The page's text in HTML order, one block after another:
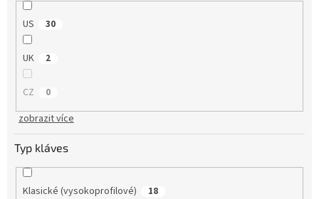
US 30
UK 2
CZ 0
zobrazit více
Typ kláves
Klasické (vysokoprofilové) 18